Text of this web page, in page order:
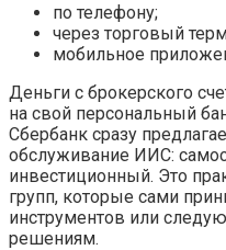
по телефону;
через торговый
мобильное
Деньги с брокерского
на свой персональный
Сбербанк сразу
обслуживание ИИС:
инвестиционный. Это
групп, которые сами
инструментов или
решениям.